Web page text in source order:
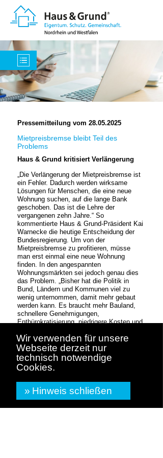
Wir verwenden für unsere
Webseite derzeit nur
technisch notwendige
Cookies.
Hinweis schließen
Pressemitteilung vom 28.05.2025
Mietpreisbremse bleibt Teil des
Problems
Haus & Grund kritisiert Verlängerung
„Die Verlängerung der Mietpreisbremse ist
ein Fehler. Dadurch werden wirksame
Lösungen für Menschen, die eine neue
Wohnung suchen, auf die lange Bank
geschoben. Das ist die Lehre der
vergangenen zehn Jahre.“ So
kommentierte Haus & Grund-Präsident Kai
Warnecke die heutige Entscheidung der
Bundesregierung. Um von der
Mietpreisbremse zu profitieren, müsse
man erst einmal eine neue Wohnung
finden. In den angespannten
Wohnungsmärkten sei jedoch genau dies
das Problem. „Bisher hat die Politik in
Bund, Ländern und Kommunen viel zu
wenig unternommen, damit mehr gebaut
werden kann. Es braucht mehr Bauland,
schnellere Genehmigungen,
Entbürokratisierung, niedrigere Kosten und
dem ist bisher wenig zu sehen“, betonte
Warnecke.
Der Verband kritisiert zudem, dass die
Mietpreisbremse nicht zielgenau wirke.
wie der mietende Krankenpfleger. Und den
Aufwand zur Umsetzung der